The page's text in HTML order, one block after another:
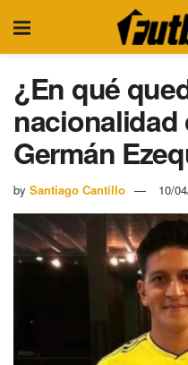
¿En qué
Germán
by Santiago Cantillo 10/